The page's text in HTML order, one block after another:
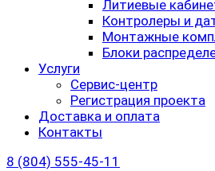
Литиевые
Контролеры и
Монтажные
Блоки
Услуги
Сервис-центр
Регистрация проекта
Доставка и оплата
Контакты
8 (804) 555-45-11